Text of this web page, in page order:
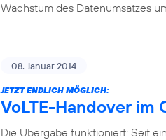
Wachstum des Datenumsatzes
08. Januar 2014
JETZT ENDLICH MÖGLICH:
VoLTE-Handover im
Die Übergabe funktioniert: Seit